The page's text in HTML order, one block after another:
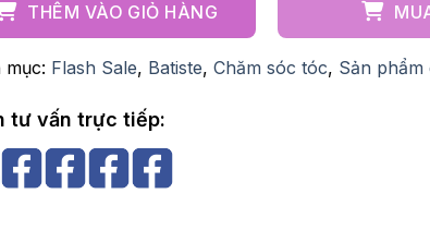
THÊM VÀO GIỎ HÀNG
mục: Flash Sale, Batiste, Chăm sóc tóc, Sản phẩm
tư vấn trực tiếp: